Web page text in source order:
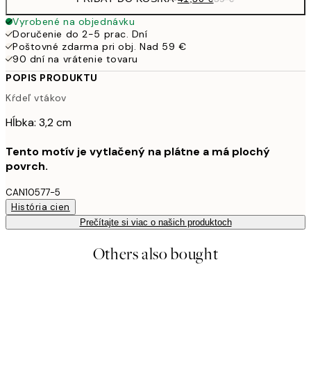
Vyrobené na objednávku
Doručenie do 2-5 prac. Dní
Poštovné zdarma pri obj. Nad 59 €
90 dní na vrátenie tovaru
POPIS PRODUKTU
Kŕdeľ vtákov
Hĺbka: 3,2 cm
Tento motív je vytlačený na plátne a má plochý
povrch.
CAN10577-5
História cien
Prečítajte si viac o našich produktoch
Others also bought